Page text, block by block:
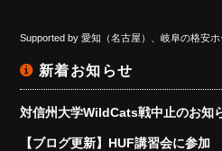
Supported by愛知（名古屋）、岐阜の格安
新着お知らせ
対信州大学WildCats戦中止のお知
【ブログ更新】HUF講習会に参加